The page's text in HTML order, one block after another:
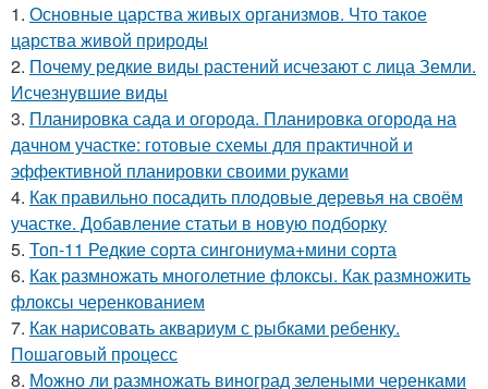
1. Основные царства живых организмов. Что такое
царства живой природы
2. Почему редкие виды растений исчезают с лица Земли.
Исчезнувшие виды
3. Планировка сада и огорода. Планировка огорода на
дачном участке: готовые схемы для практичной и
эффективной планировки своими руками
4. Как правильно посадить плодовые деревья на своём
участке. Добавление статьи в новую подборку
5. Топ-11 Редкие сорта сингониума+мини сорта
6. Как размножать многолетние флоксы. Как размножить
флоксы черенкованием
7. Как нарисовать аквариум с рыбками ребенку.
Пошаговый процесс
8. Можно ли размножать виноград зелеными черенками